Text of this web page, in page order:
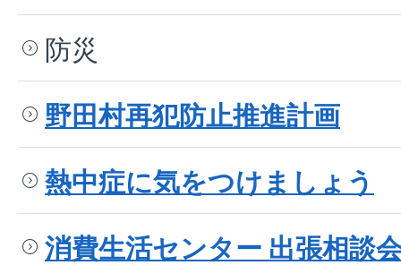
防災
野田村再犯防止推進計画
熱中症に気をつけましょう
消費生活センター 出張相談